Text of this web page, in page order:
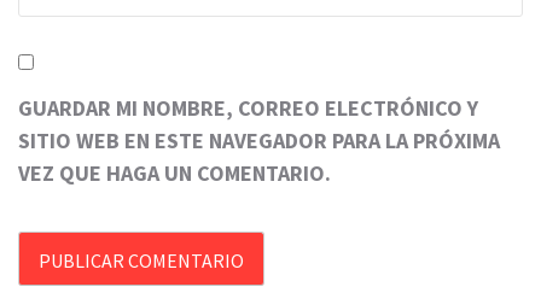
GUARDAR MI NOMBRE, CORREO ELECTRÓNICO Y
SITIO WEB EN ESTE NAVEGADOR PARA LA PRÓXIMA
VEZ QUE HAGA UN COMENTARIO.